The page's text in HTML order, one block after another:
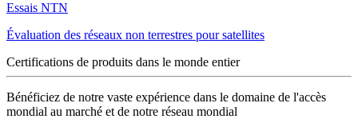
Essais NTN
Évaluation des réseaux non terrestres pour satellites
Certifications de produits dans le monde entier
Bénéficiez de notre vaste expérience dans le domaine de l'accès
mondial au marché et de notre réseau mondial